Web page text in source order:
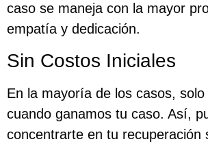
caso se maneja con la mayor
empatía y dedicación.
Sin Costos Iniciales
En la mayoría de los casos,
cuando ganamos tu caso. Así,
concentrarte en tu recuperación